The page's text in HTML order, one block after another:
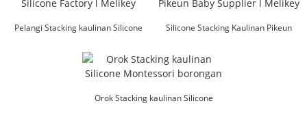
Pelangi Stacking kaulinan Silicone
Silicone Stacking Kaulinan Pikeun
Orok Stacking kaulinan Silicone